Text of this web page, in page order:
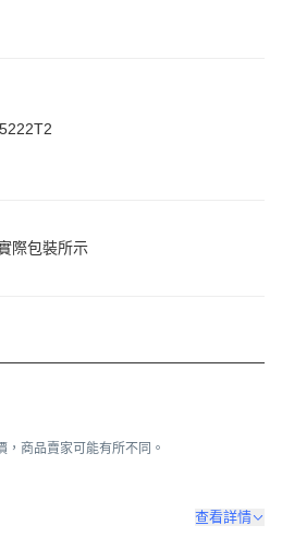
際包裝所示
商品賣家可能有所不同。
查看詳情